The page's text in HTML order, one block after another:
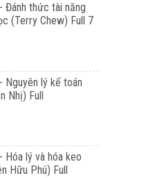
Đánh thức tài năng
(Terry Chew) Full 7
Nguyên lý kế toán
Nhị) Full
Hóa lý và hóa keo
Hữu Phú) Full